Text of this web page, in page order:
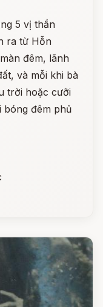
5 vị thần
ra từ Hỗn
đêm, lãnh
và mỗi khi bà
trời hoặc cưỡi
bóng đêm phủ